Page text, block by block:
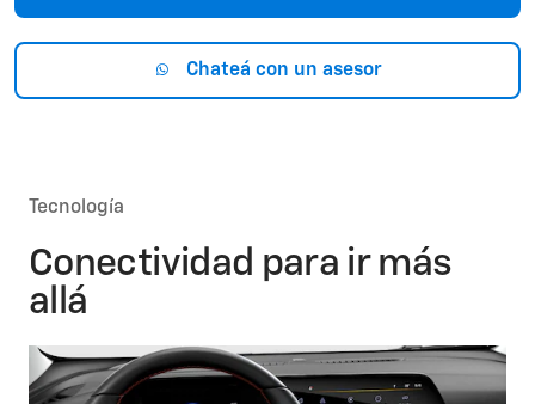
Chateá con un asesor
Tecnología
Conectividad para ir más
allá